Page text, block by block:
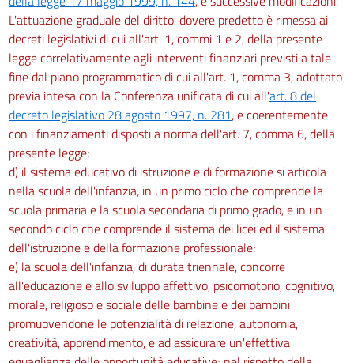
L'attuazione graduale del diritto-dovere predetto è rimessa ai
decreti legislativi di cui all'art. 1, commi 1 e 2, della presente
legge correlativamente agli interventi finanziari previsti a tale
fine dal piano programmatico di cui all'art. 1, comma 3, adottato
previa intesa con la Conferenza unificata di cui all'art. 8 del
decreto legislativo 28 agosto 1997, n. 281, e coerentemente
con i finanziamenti disposti a norma dell'art. 7, comma 6, della
presente legge;
d) il sistema educativo di istruzione e di formazione si articola
nella scuola dell'infanzia, in un primo ciclo che comprende la
scuola primaria e la scuola secondaria di primo grado, e in un
secondo ciclo che comprende il sistema dei licei ed il sistema
dell'istruzione e della formazione professionale;
e) la scuola dell'infanzia, di durata triennale, concorre
all'educazione e allo sviluppo affettivo, psicomotorio, cognitivo,
morale, religioso e sociale delle bambine e dei bambini
promuovendone le potenzialità di relazione, autonomia,
creatività, apprendimento, e ad assicurare un'effettiva